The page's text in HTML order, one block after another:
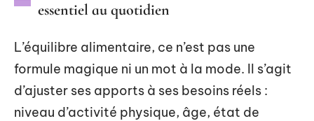
essentiel au quotidien
L’équilibre alimentaire, ce n’est pas une
formule magique ni un mot à la mode. Il s’agit
d’ajuster ses apports à ses besoins réels :
niveau d’activité physique, âge, état de